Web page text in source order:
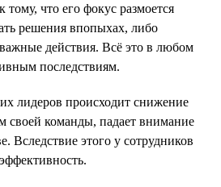
что его фокус размоется
решения впопыхах, либо
действия. Всё это в любом
последствиям.
лидеров происходит снижение
своей команды, падает внимание
Вследствие этого у сотрудников